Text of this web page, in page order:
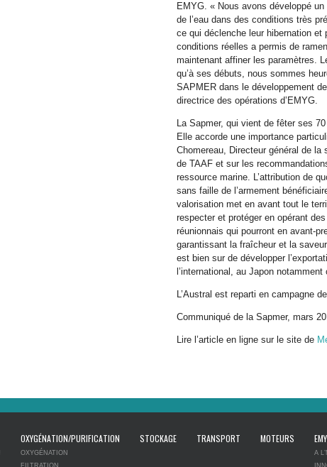
EMYG. « Nous avons développé
de l’eau dans des conditions très
ce qui déclenche leur hibernation
conditions réelles a permis de
maintenant affiner les paramètres.
qu’à ses débuts, nous sommes
SAPMER dans le développement
directrice des opérations d’EMYG.
La Sapmer, qui vient de fêter ses
Elle accorde une importance
Chomereau, Directeur général de
de TAAF et sur les
ressource marine. L’attribution de
sans faille de l’armement
valorisation met en avant tout le
respecter et protéger en opérant
réunionnais qui pourront en avant-
garantissant la fraîcheur et la
est bien sur de développer
l’international, au Japon
L’Austral est reparti en campagne
Communiqué de la Sapmer, mars
Lire l’article en ligne sur le site de
OXYGÉNATION/PURIFICATION
OXYGÉNATION
FILTRATION
STOCKAGE TRANSPORT MOTEURS
A